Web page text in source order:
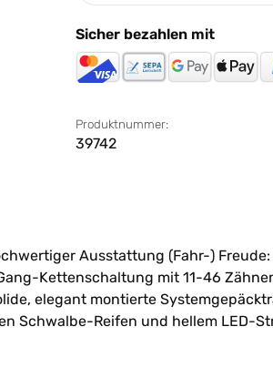
Sicher bezahlen mit
Produktnummer:
39742
Ausstattung (Fahr-) Freude:
Kettenschaltung mit 11-46
elegant montierte
Schwalbe-Reifen und hellem LED-